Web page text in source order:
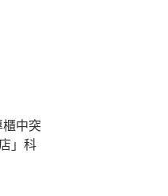
櫃中突
」科